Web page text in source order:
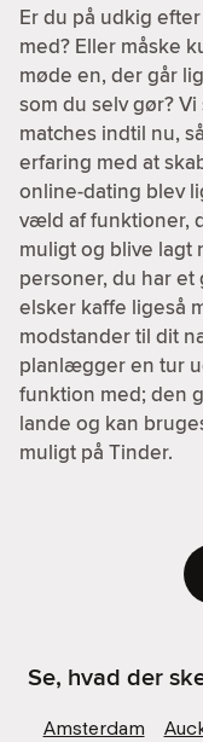
Er du på udkig
med? Eller måske
møde en, der går
som du selv gør?
matches indtil nu,
erfaring med at
online-dating blev
væld af funktioner,
muligt og blive
personer, du har
elsker kaffe ligeså
modstander til dit
planlægger en tur
funktion med; den
lande og kan
muligt på Tinder.
Se, hvad der
Amsterdam